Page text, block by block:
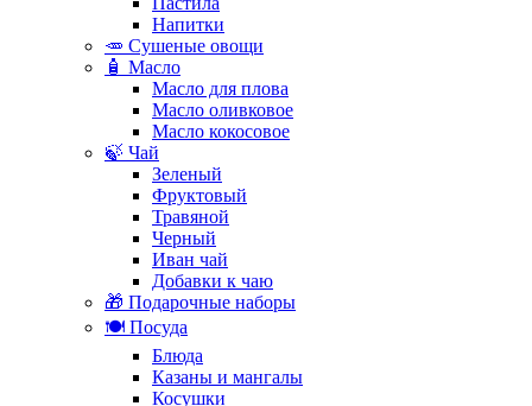
Напитки
🥕 Сушеные овощи
🧴 Масло
Масло для плова
Масло оливковое
Масло кокосовое
🍃 Чай
Зеленый
Фруктовый
Травяной
Черный
Иван чай
Добавки к чаю
🎁 Подарочные наборы
🍽️ Посуда
Блюда
Казаны и мангалы
Косушки